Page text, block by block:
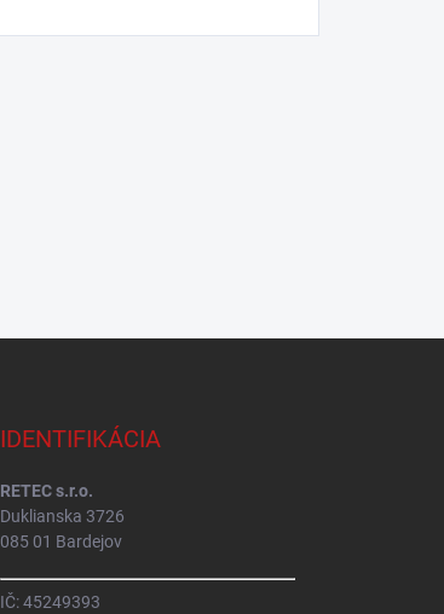
IDENTIFIKÁCIA
RETEC s.r.o.
Duklianska 3726
085 01 Bardejov
IČ: 45249393